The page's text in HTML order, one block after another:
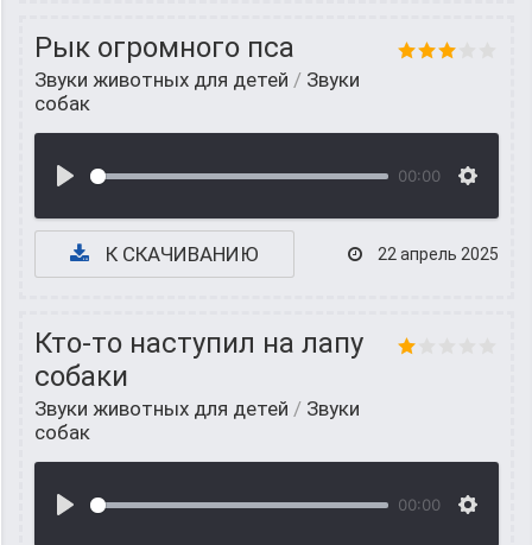
Рык огромного пса
Звуки животных для детей / Звуки
собак
00:00
К СКАЧИВАНИЮ 22 апрель 2025
Кто-то наступил на лапу
собаки
Звуки животных для детей / Звуки
собак
00:00